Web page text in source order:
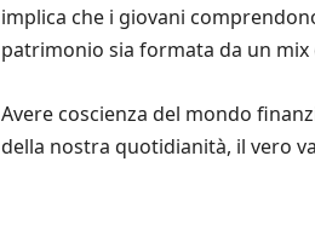
implica che i giovani
patrimonio sia formata da un
Avere coscienza del mondo
della nostra quotidianità, il vero